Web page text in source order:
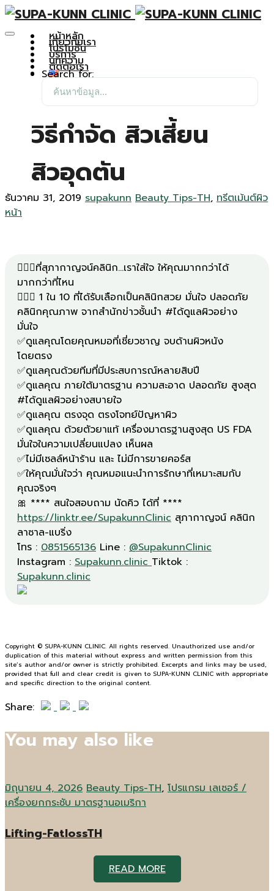
หน้าหลัก
เกี่ยวกับเรา
โปรโมชั่น
บริการ
บทความ
ติดต่อเรา
Search for:
วิธีกำจัด สิวเสี้ยน
สิวอุดตัน
ธันวาคม 31, 2019 supakunn Beauty Tips-TH, ทรีตเม้นต์ผิว
หน้า
👩🏻‍⚕️ที่สุภากาญจน์คลินิก...เราใส่ใจ ให้คุณมากกว่าได้
มากกว่าที่ไหน
👩🏻‍⚕️ 1 ใน 10 ที่ได้รับเลือกเป็นคลินิกสวย มั่นใจ ปลอดภัย
คลินิกคุณภาพ จากสำนักข่าวชั้นนำ #ได้ดูแลผิวอย่าง
มั่นใจ
✅ดูแลคุณโดยคุณหมอที่เชี่ยวชาญ จบด้านผิวหนัง
โดยตรง
✅ดูแลคุณด้วยทีมที่มีประสบการณ์หลายสิบปี
✅ดูแลคุณ ภายใต้มาตรฐาน ความสะอาด ปลอดภัย สูงสุด
#ได้ดูแลผิวอย่างสบายใจ
✅ดูแลคุณ ตรงจุด ตรงโจทย์ปัญหาผิว
✅ดูแลคุณ ด้วยตัวยาแท้ เครื่องมาตรฐานสูงสุด US FDA
มั่นใจในความเปลี่ยนแปลง เห็นผล
✅ไม่มีเซลล์หน้าร้าน และ ไม่มีการขายคอร์ส
✅ให้คุณมั่นใจว่า คุณหมอแนะนำการรักษาที่เหมาะสมกับ
คุณจริงๆ
🎀 **** สนใจสอบถาม นัดคิว ได้ที่ ****
https://linktr.ee/SupakunnClinic สุภากาญจน์ คลินิก
ลาซาล-แบริ่ง
โทร : 0851565136 Line : @SupakunnClinic
Instagram : Supakunn.clinicTiktok :
Supakunn.clinic
Copyright © SUPA-KUNN CLINIC. All rights reserved. Unauthorized use and/or
duplication of this material without express and written permission from this
site’s author and/or owner is strictly prohibited. Excerpts and links may be used,
provided that full and clear credit is given to SUPA-KUNN CLINIC with appropriate
and specific direction to the original content.
Share:
You may also like
มิถุนายน 4, 2026 Beauty Tips-TH, โปรแกรม เลเซอร์ /
เครื่องยกกระชับ มาตรฐานอเมริกา
Lifting-FatlossTH
READ MORE